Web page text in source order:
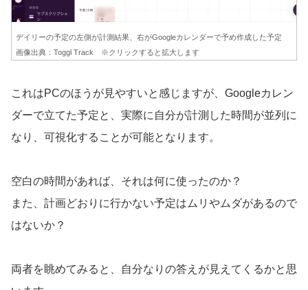
デイリーの予定の左側が計測結果、右がGoogleカレンダーで予め作成した予定
画像出典：Toggl Track ※クリックすると拡大します
これはPCのほうが見やすいと感じますが、Googleカレン
ダーで立てた予定と、実際に自分が計測した時間が並列に
なり、可視化することが可能となります。
空白の時間があれば、それは何に使ったのか？
また、計画どおりに行かない予定はムリやムダがあるので
はないか？
両者を眺めてみると、自分なりの答えが見えてくるかと思